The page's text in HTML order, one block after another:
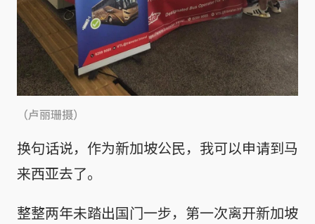
（卢丽珊摄）
换句话说，作为新加坡公民，我可以申请到马
来西亚去了。
整整两年未踏出国门一步，第一次离开新加坡